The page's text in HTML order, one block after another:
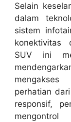
Selain
dalam
sistem
konektivitas
SUV ini
perhatian
responsif,